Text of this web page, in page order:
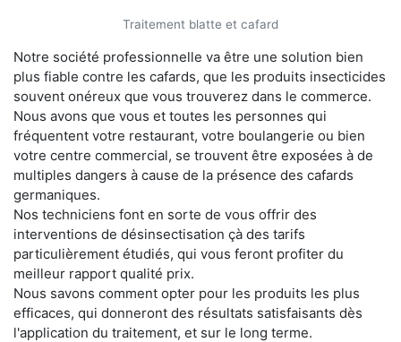
Traitement blatte et cafard
Notre société professionnelle va être une solution bien
plus fiable contre les cafards, que les produits insecticides
souvent onéreux que vous trouverez dans le commerce.
Nous avons que vous et toutes les personnes qui
fréquentent votre restaurant, votre boulangerie ou bien
votre centre commercial, se trouvent être exposées à de
multiples dangers à cause de la présence des cafards
germaniques.
Nos techniciens font en sorte de vous offrir des
interventions de désinsectisation çà des tarifs
particulièrement étudiés, qui vous feront profiter du
meilleur rapport qualité prix.
Nous savons comment opter pour les produits les plus
efficaces, qui donneront des résultats satisfaisants dès
l'application du traitement, et sur le long terme.